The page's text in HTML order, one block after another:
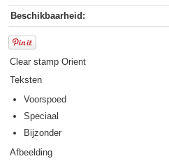
Beschikbaarheid:
Clear stamp Orient
Teksten
Voorspoed
Speciaal
Bijzonder
Afbeelding